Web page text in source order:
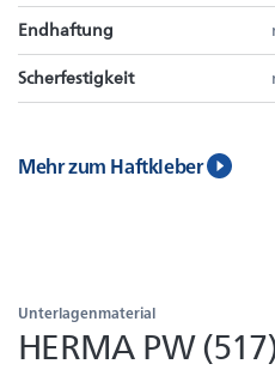
Endhaftung
Scherfestigkeit
Mehr zum Haftkleber
Unterlagenmaterial
HERMA PW